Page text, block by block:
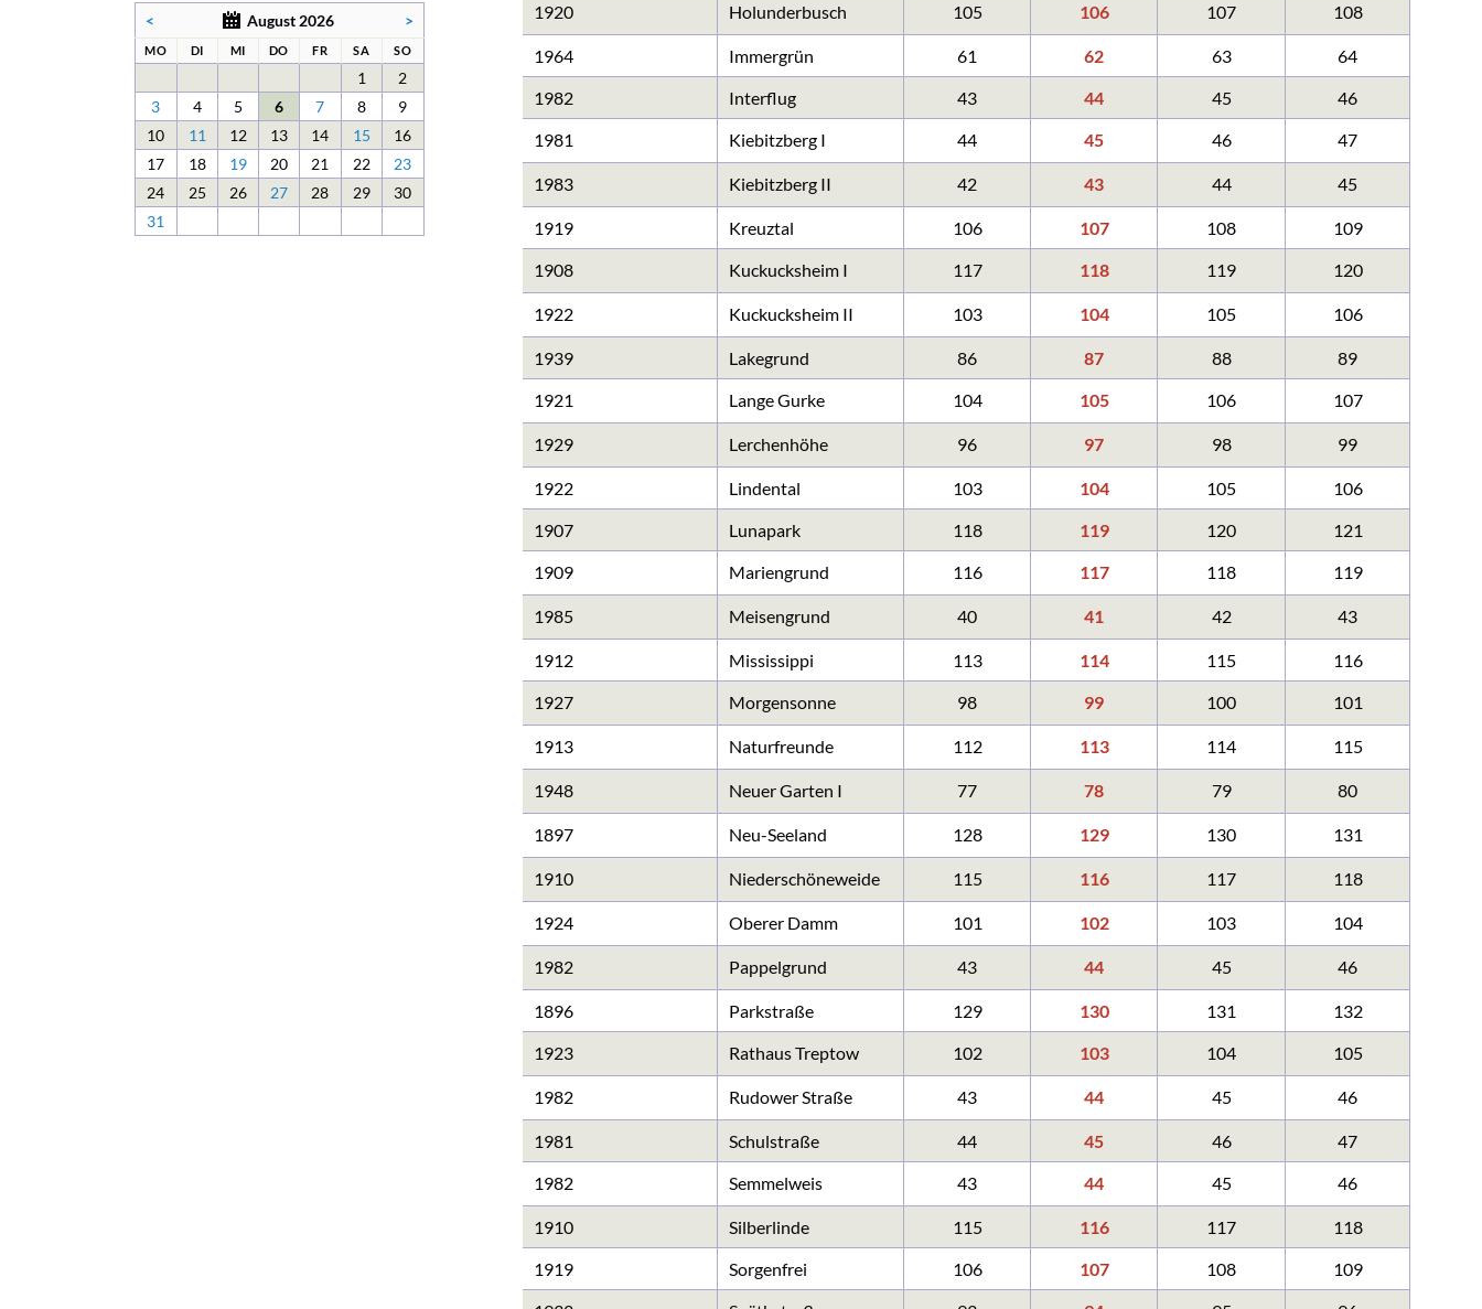
1920 Holunderbusch 105 106 107 108
1964 Immergrün 61 62 63
64
1982
Interflug 43 44 45
46
1981
Kiebitzberg I 44 45 46 47
1983 Kiebitzberg II 42 43 44 45
1919 Kreuztal 106 107 108
109
1908
Kuckucksheim I 117 118 119 120
1922 Kuckucksheim II 103 104 105 106
1939 Lakegrund 86 87 88
89
1921
Lange Gurke 104 105 106 107
1929 Lerchenhöhe 96 97 98 99
1922 Lindental 103 104 105
106
1907
Lunapark 118 119 120
121
1909
Mariengrund 116 117 118 119
1985 Meisengrund 40 41 42 43
1912 Mississippi 113 114 115
116
1927
Morgensonne 98 99 100 101
1913 Naturfreunde 112 113 114 115
1948 Neuer Garten I 77 78 79 80
1897 Neu-Seeland 128 129 130 131
1910 Niederschöneweide 115 116 117 118
1924 Oberer Damm 101 102 103 104
1982 Pappelgrund 43 44 45 46
1896 Parkstraße 129 130 131
132
1923
Rathaus Treptow 102 103 104 105
1982 Rudower Straße 43 44 45 46
1981 Schulstraße 44 45 46
47
1982
Semmelweis 43 44 45 46
1910 Silberlinde 115 116 117
118
1919
Sorgenfrei 106 107 108
109
< August 2026 >
MONTAG
DI ENSTAG
MI TTWOCH
DO NNERSTAG
FREITAG
SA MSTAG
SONNTAG
1
2
3
4 5 6 7 8
9
10
11 12 13 14 15
16
17
18 19 20 21 22
23
24
25 26 27 28 29
30
31